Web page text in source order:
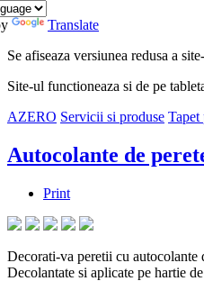
Translate
Se afiseaza versiunea redusa a
Site-ul functioneaza si de pe
AZERO Servicii si produse Tapet
Autocolante de
Print
Decorati-va peretii cu autocolante
Decolantate si aplicate pe hartie